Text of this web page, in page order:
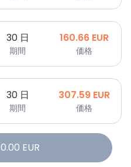
30 日
期間
160.66 EUR
価格
30 日
期間
307.59 EUR
価格
0.00 EUR